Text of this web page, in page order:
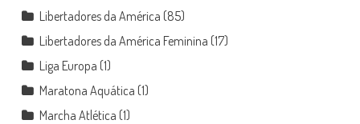
Libertadores da América (85)
Libertadores da América Feminina (17)
Liga Europa (1)
Maratona Aquática (1)
Marcha Atlética (1)